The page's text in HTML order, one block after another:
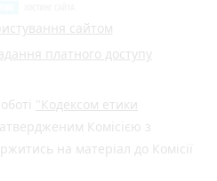
сайтом
платного доступу
"Кодексом етики
Комісією з
на матеріал до Комісії